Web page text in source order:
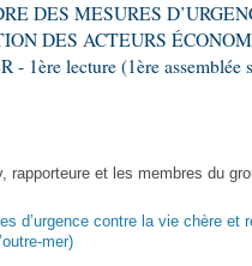
DES MESURES
DES ACTEURS
1ère lecture (1ère assemblée
rapporteure et les membres du
d’urgence contre la vie chère et
mer)